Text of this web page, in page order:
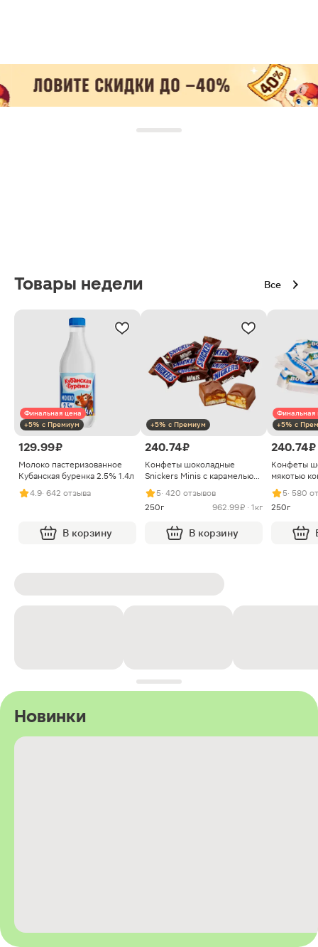
Товары недели Все
Финальная цена
+5% с Премиум
129.99 ₽
Молоко пастеризованное
Кубанская буренка 2.5% 1.4л
4.9· 642 отзыва
В корзину
+5% с Премиум
240.74 ₽
Конфеты шоколадные
Snickers Minis с карамелью
арахисом и нугой
5· 420 отзывов
250г
962.99 ₽ · 1кг
В корзину
Финальная
+5% с
240.74 ₽
Конфеты
мякотью
5· 580
250г
Новинки